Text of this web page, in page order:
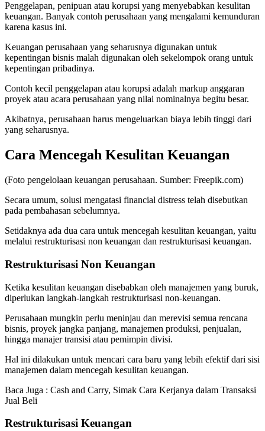
Penggelapan, penipuan atau korupsi yang menyebabkan kesulitan
keuangan. Banyak contoh perusahaan yang mengalami kemunduran
karena kasus ini.
Keuangan perusahaan yang seharusnya digunakan untuk
kepentingan bisnis malah digunakan oleh sekelompok orang untuk
kepentingan pribadinya.
Contoh kecil penggelapan atau korupsi adalah markup anggaran
proyek atau acara perusahaan yang nilai nominalnya begitu besar.
Akibatnya, perusahaan harus mengeluarkan biaya lebih tinggi dari
yang seharusnya.
Cara Mencegah Kesulitan Keuangan
(Foto pengelolaan keuangan perusahaan. Sumber: Freepik.com)
Secara umum, solusi mengatasi financial distress telah disebutkan
pada pembahasan sebelumnya.
Setidaknya ada dua cara untuk mencegah kesulitan keuangan, yaitu
melalui restrukturisasi non keuangan dan restrukturisasi keuangan.
Restrukturisasi Non Keuangan
Ketika kesulitan keuangan disebabkan oleh manajemen yang buruk,
diperlukan langkah-langkah restrukturisasi non-keuangan.
Perusahaan mungkin perlu meninjau dan merevisi semua rencana
bisnis, proyek jangka panjang, manajemen produksi, penjualan,
hingga manajer transisi atau pemimpin divisi.
Hal ini dilakukan untuk mencari cara baru yang lebih efektif dari sisi
manajemen dalam mencegah kesulitan keuangan.
Baca Juga : Cash and Carry, Simak Cara Kerjanya dalam Transaksi
Jual Beli
Restrukturisasi Keuangan